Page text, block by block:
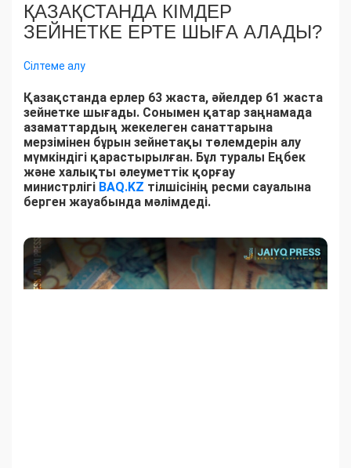
ҚАЗАҚСТАНДА КІМДЕР
ЗЕЙНЕТКЕ ЕРТЕ ШЫҒА АЛАДЫ?
Сілтеме алу
Қазақстанда ерлер 63 жаста, әйелдер 61 жаста
зейнетке шығады. Сонымен қатар заңнамада
азаматтардың жекелеген санаттарына
мерзімінен бұрын зейнетақы төлемдерін алу
мүмкіндігі қарастырылған. Бұл туралы Еңбек
және халықты әлеуметтік қорғау
министрлігі BAQ.KZ тілшісінің ресми сауалына
берген жауабында мәлімдеді.